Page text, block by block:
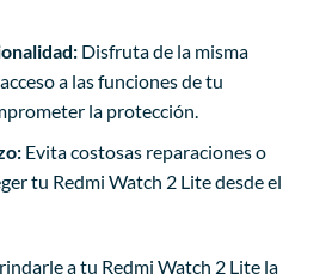
Disfruta de la misma
a las funciones de tu
la protección.
Evita costosas reparaciones o
tu Redmi Watch 2 Lite desde el
a tu Redmi Watch 2 Lite la